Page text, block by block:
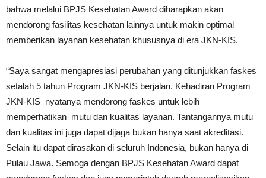
bahwa melalui BPJS Kesehatan Award diharapkan akan
mendorong fasilitas kesehatan lainnya untuk makin optimal
memberikan layanan kesehatan khususnya di era JKN-KIS.
“Saya sangat mengapresiasi perubahan yang ditunjukkan faskes
setalah 5 tahun Program JKN-KIS berjalan. Kehadiran Program
JKN-KIS nyatanya mendorong faskes untuk lebih
memperhatikan mutu dan kualitas layanan. Tantangannya mutu
dan kualitas ini juga dapat dijaga bukan hanya saat akreditasi.
Selain itu dapat dirasakan di seluruh Indonesia, bukan hanya di
Pulau Jawa. Semoga dengan BPJS Kesehatan Award dapat